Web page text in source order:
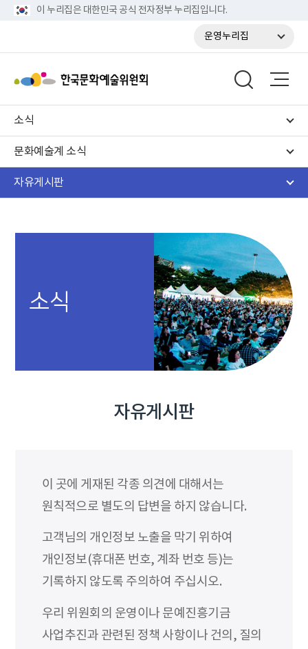
이 누리집은 대한민국 공식 전자정부 누리집입니다.
운영누리집
소식
문화예술계 소식
자유게시판
소식
자유게시판
이 곳에 게재된 각종 의견에 대해서는
원칙적으로 별도의 답변을 하지 않습니다.
고객님의 개인정보 노출을 막기 위하여
개인정보(휴대폰 번호, 계좌 번호 등)는
기록하지 않도록 주의하여 주십시오.
우리 위원회의 운영이나 문예진흥기금
사업추진과 관련된 정책 사항이나 건의, 질의